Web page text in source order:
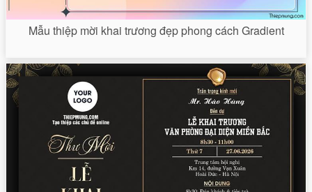
Mẫu thiệp mời khai trương đẹp phong cách Gradient